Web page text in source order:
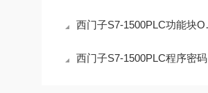
西门子S7-1500PLC功能块OB解密操作的安全指南
西门子S7-1500PLC程序密码解密：技术边界与合法路径的深度解析